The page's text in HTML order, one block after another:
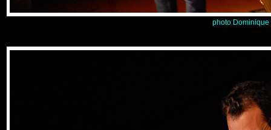
photo Dominique